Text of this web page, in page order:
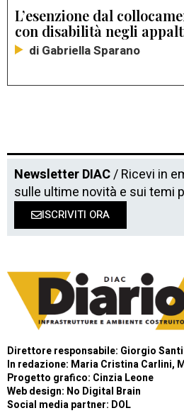
L’esenzione dal
con disabilità negli
di Gabriella Sparano
Newsletter DIAC/ Ricevi in
sulle ultime novità e sui temi
ISCRIVITI ORA
Direttore responsabile: Giorgio
In redazione: Maria Cristina Carlini,
Progetto grafico: Cinzia Leone
Web design: No Digital Brain
Social media partner: DOL